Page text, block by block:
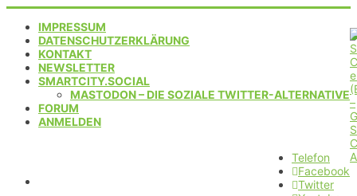
IMPRESSUM
DATENSCHUTZERKLÄRUNG
KONTAKT
NEWSLETTER
SMARTCITY.SOCIAL
MASTODON – DIE SOZIALE TWITTER-ALTERNATIVE
FORUM
ANMELDEN
Telefon
Facebook
Twitter